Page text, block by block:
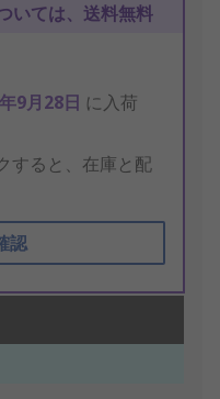
いては、送料無料
9月28日 に入荷
すると、在庫と配
認